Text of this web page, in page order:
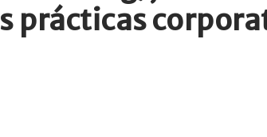
prácticas